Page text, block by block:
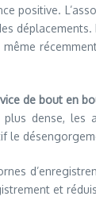
positive.
de bout en
dense, les
le
et